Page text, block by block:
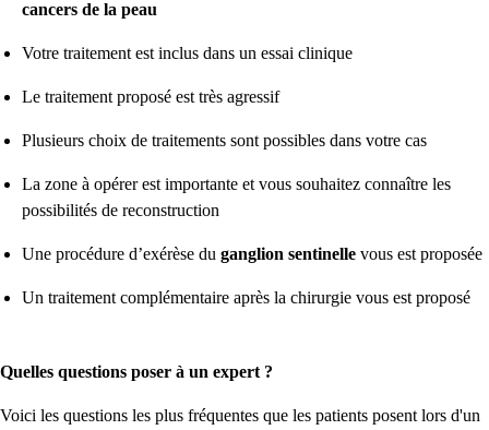
cancers de la peau
Votre traitement est inclus dans un essai clinique
Le traitement proposé est très agressif
Plusieurs choix de traitements sont possibles dans votre cas
La zone à opérer est importante et vous souhaitez connaître les
possibilités de reconstruction
Une procédure d’exérèse du ganglion sentinelle vous est proposée
Un traitement complémentaire après la chirurgie vous est proposé
Quelles questions poser à un expert ?
Voici les questions les plus fréquentes que les patients posent lors d'un